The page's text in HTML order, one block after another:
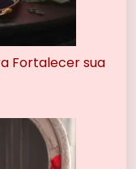
Fortalecer sua